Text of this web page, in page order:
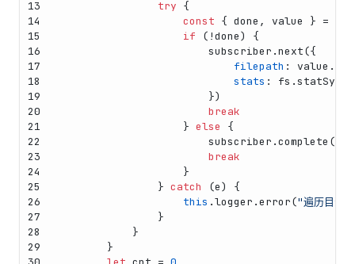
13
14
15
16
17
18
19
20
21
22
23
24
25
26
27
28
29
try {
const { done, value } =
if (!done) {
                        subscriber.
next({
filepath : value.
stats : fs.statSync
                        })
break
                    }
else
{
                        subscriber.
complete ()
break
                    }
                }
catch
(e) {
this .logger .error("遍历目录
                }
            }
        }